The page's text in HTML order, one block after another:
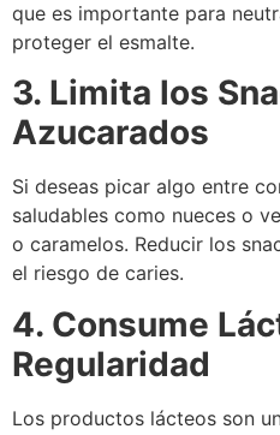
que es importante para
proteger el esmalte.
3. Limita los
Azucarados
Si deseas picar algo entre
saludables como nueces o
o caramelos. Reducir los
el riesgo de caries.
4. Consume
Regularidad
Los productos lácteos son